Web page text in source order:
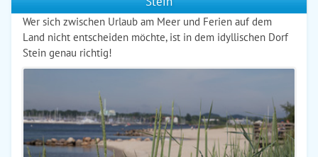
Wer sich zwischen Urlaub am Meer und Ferien auf dem
Land nicht entscheiden möchte, ist in dem idyllischen Dorf
Stein genau richtig!